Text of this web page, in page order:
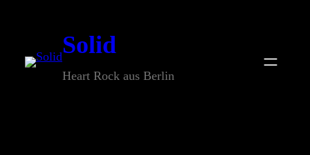
Solid
Heart Rock aus Berlin